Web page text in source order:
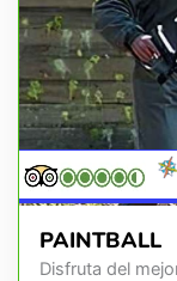
PAINTBALL
Disfruta del